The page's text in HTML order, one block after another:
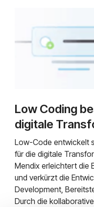
Low Coding
digitale
Low-Code entwickelt
für die digitale
Mendix erleichtert die
und verkürzt die
Development,
Durch die